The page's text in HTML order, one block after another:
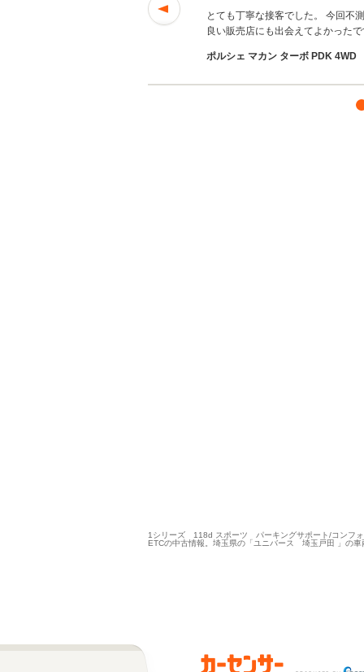
とても丁寧な接客でした。 今回不
良い販売店にも出会えてよかった
ポルシェ マカン ターボ PDK 4WD
1シリーズ 118d スポーツ パーキングサポート/コンフォ
ETCの中古情報。埼玉県の「ユニバース 埼玉戸田 」の車